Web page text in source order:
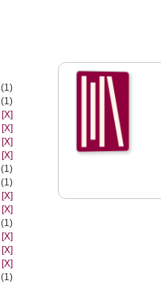
(1)
(1)
[X]
[X]
[X]
[X]
(1)
(1)
[X]
[X]
(1)
[X]
[X]
[X]
(1)